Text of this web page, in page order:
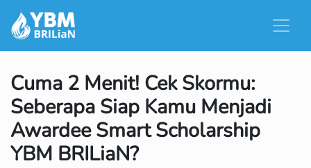
Cuma 2 Menit! Cek Skormu:
Seberapa Siap Kamu Menjadi
Awardee Smart Scholarship
YBM BRILiaN?